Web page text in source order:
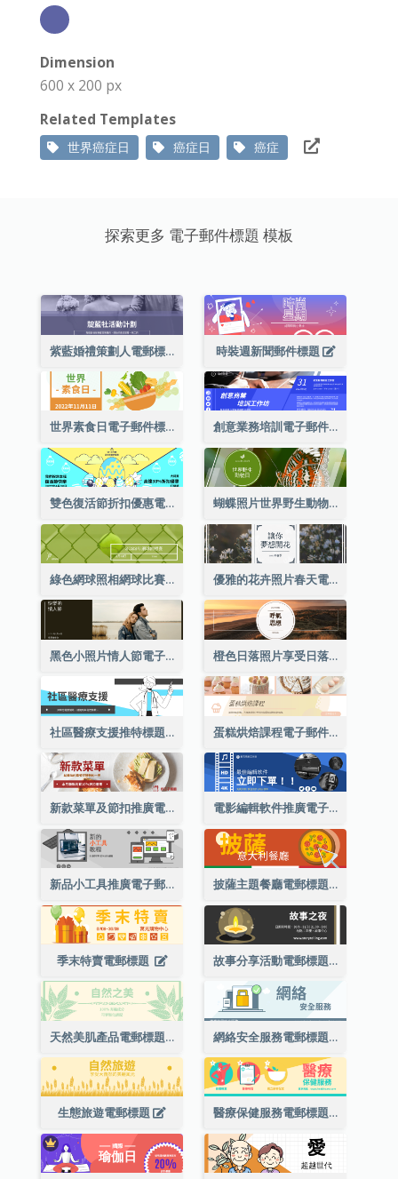
Dimension
600 x 200 px
Related Templates
世界癌症日 癌症日 癌症
探索更多 電子郵件標題 模板
紫藍婚禮策劃人電郵標題 時裝週新聞郵件標題
世界素食日電子郵件標題 創意業務培訓電子郵件標題
雙色復活節折扣優惠電郵標題 蝴蝶照片世界野生動物日電子郵件標題
綠色網球照相網球比賽電子郵件標頭 優雅的花卉照片春天電子郵件標題
黑色小照片情人節電子郵件標題 橙色日落照片享受日落電子郵件標題
社區醫療支援推特標題 蛋糕烘焙課程電子郵件標題
新款菜單及節扣推廣電郵標題 電影編輯軟件推廣電子郵件標題
新品小工具推廣電子郵件標題 披薩主題餐廳電郵標題
季末特賣電郵標題 故事分享活動電郵標題
天然美肌產品電郵標題 網絡安全服務電郵標題
生態旅遊電郵標題 醫療保健服務電郵標題